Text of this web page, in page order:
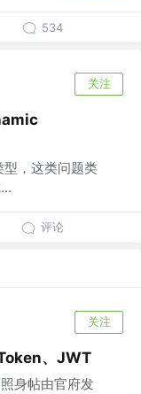
534
关注
，这类问题类
评论
关注
、JWT
身帖由官府发